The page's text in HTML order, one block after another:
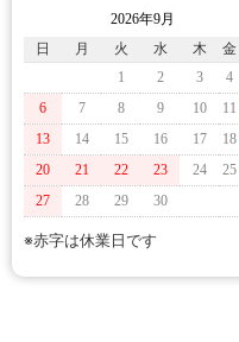
2026年9月
日
月 火 水 木 金
1
2 3 4
6
7 8 9 10 11
13
14 15 16 17 18
20
21 22 23 24 25
27
28 29 30
※赤字は休業日です